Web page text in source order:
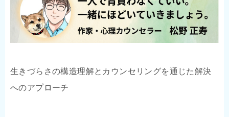
生きづらさの構造理解とカウンセリングを通じた解決
へのアプローチ